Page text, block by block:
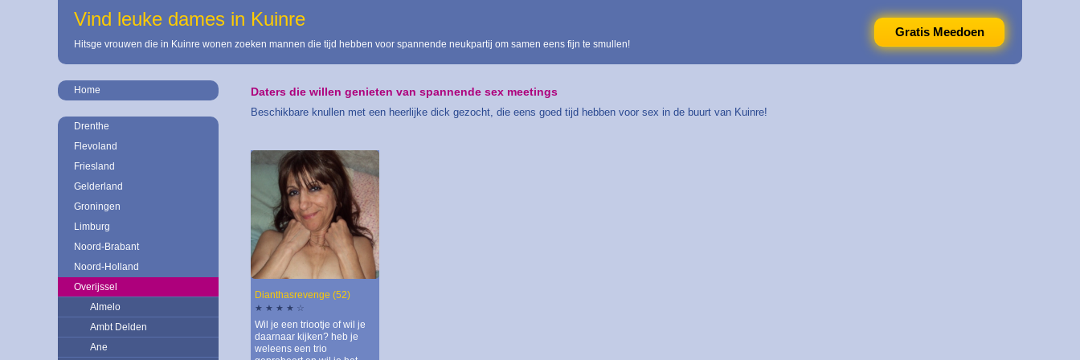
Gratis Meedoen
Vind leuke dames in Kuinre
Hitsge vrouwen die in Kuinre wonen zoeken mannen die tijd hebben voor spannende neukpartij om samen eens fijn te smullen!
Home
Drenthe
Flevoland
Friesland
Gelderland
Groningen
Limburg
Noord-Brabant
Noord-Holland
Overijssel
Almelo
Ambt Delden
Ane
Daters die willen genieten van spannende sex meetings
Beschikbare knullen met een heerlijke dick gezocht, die eens goed tijd hebben voor sex in de buurt van Kuinre!
Dianthasrevenge (52)
★ ★ ★ ★ ☆
Wil je een triootje of wil je
daarnaar kijken? heb je
weleens een trio